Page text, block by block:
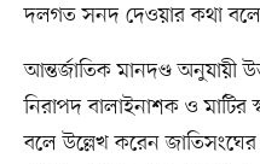
দলগত সনদ দেওয়ার কথা
আন্তর্জাতিক মানদণ্ড অনুযায়ী
নিরাপদ বালাইনাশক ও মাটির
বলে উল্লেখ করেন জাতিসংঘের